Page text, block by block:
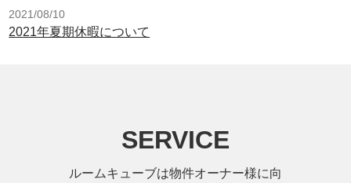
2021/08/10
2021年夏期休暇について
SERVICE
ルームキューブは物件オーナー様に向